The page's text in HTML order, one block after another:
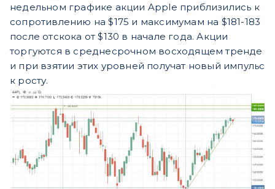
недельном графике акции Apple приблизились к
сопротивлению на $175 и максимумам на $181-183
после отскока от $130 в начале года. Акции
торгуются в среднесрочном восходящем тренде
и при взятии этих уровней получат новый импульс
к росту.